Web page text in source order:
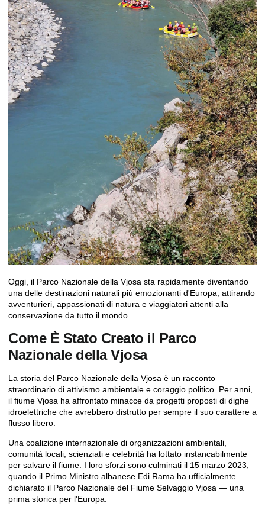
Oggi, il Parco Nazionale della Vjosa sta rapidamente diventando
una delle destinazioni naturali più emozionanti d'Europa, attirando
avventurieri, appassionati di natura e viaggiatori attenti alla
conservazione da tutto il mondo.
Come È Stato Creato il Parco
Nazionale della Vjosa
La storia del Parco Nazionale della Vjosa è un racconto
straordinario di attivismo ambientale e coraggio politico. Per anni,
il fiume Vjosa ha affrontato minacce da progetti proposti di dighe
idroelettriche che avrebbero distrutto per sempre il suo carattere a
flusso libero.
Una coalizione internazionale di organizzazioni ambientali,
comunità locali, scienziati e celebrità ha lottato instancabilmente
per salvare il fiume. I loro sforzi sono culminati il 15 marzo 2023,
quando il Primo Ministro albanese Edi Rama ha ufficialmente
dichiarato il Parco Nazionale del Fiume Selvaggio Vjosa — una
prima storica per l'Europa.